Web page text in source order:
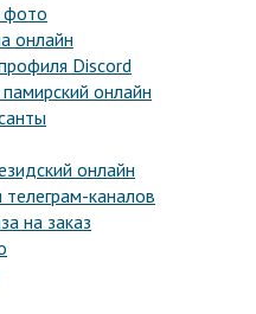
фото
онлайн
Discord
онлайн
онлайн
каналов
на заказ